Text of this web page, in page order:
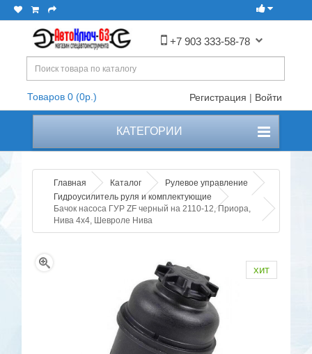
+7 903 333-58-78
Товаров 0 (0р.) Регистрация | Войти
КАТЕГОРИИ
Главная Каталог
Рулевое управление
Гидроусилитель руля и комплектующие
Бачок насоса ГУР ZF черный на 2110-12, Приора,
Нива 4х4, Шевроле Нива
хит